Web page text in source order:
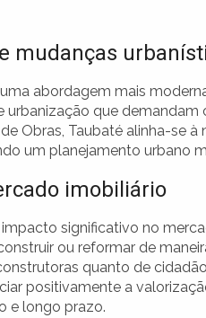
mudanças
abordagem mais
que demandam
Obras, Taubaté alinha-se
um planejamento urbano
imobiliário
significativo no
ou reformar de
quanto de
positivamente a
e longo prazo.